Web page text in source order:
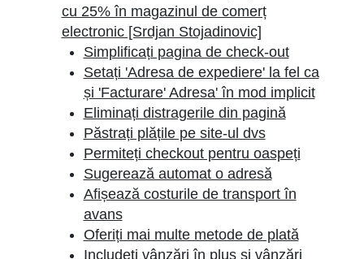
cu 25% în magazinul de comerț
electronic [Srdjan Stojadinovic]
Simplificați pagina de check-out
Setați 'Adresa de expediere' la fel ca
și 'Facturare' Adresa' în mod implicit
Eliminați distragerile din pagină
Păstrați plățile pe site-ul dvs
Permiteți checkout pentru oaspeți
Sugerează automat o adresă
Afișează costurile de transport în
avans
Oferiți mai multe metode de plată
Includeți vânzări în plus și vânzări